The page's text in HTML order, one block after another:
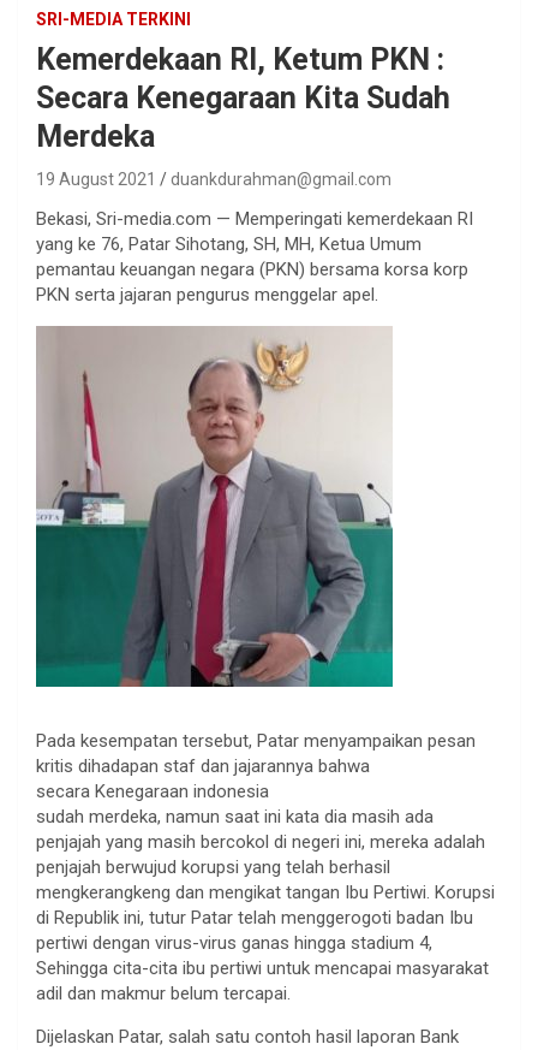
SRI-MEDIA TERKINI
Kemerdekaan RI, Ketum PKN :
Secara Kenegaraan Kita Sudah
Merdeka
19 August 2021 duankdurahman@gmail.com
Bekasi, Sri-media.com — Memperingati kemerdekaan RI
yang ke 76, Patar Sihotang, SH, MH, Ketua Umum
pemantau keuangan negara (PKN) bersama korsa korp
PKN serta jajaran pengurus menggelar apel.
Pada kesempatan tersebut, Patar menyampaikan pesan
kritis dihadapan staf dan jajarannya bahwa
secara Kenegaraan indonesia
sudah merdeka, namun saat ini kata dia masih ada
penjajah yang masih bercokol di negeri ini, mereka adalah
penjajah berwujud korupsi yang telah berhasil
mengkerangkeng dan mengikat tangan Ibu Pertiwi. Korupsi
di Republik ini, tutur Patar telah menggerogoti badan Ibu
pertiwi dengan virus-virus ganas hingga stadium 4,
Sehingga cita-cita ibu pertiwi untuk mencapai masyarakat
adil dan makmur belum tercapai.
Dijelaskan Patar, salah satu contoh hasil laporan Bank